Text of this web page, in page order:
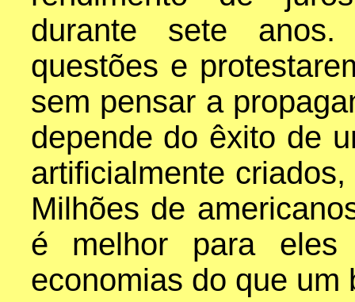
durante sete
questões e
sem pensar a
depende do êxito de
artificialmente
Milhões de
é melhor para eles
economias do que um